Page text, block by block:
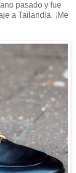
pasado y fue
a Tailandia. ¡Me